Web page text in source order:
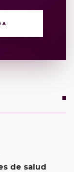
de salud